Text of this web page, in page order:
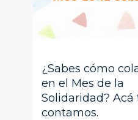
¿Sabes cómo
en el Mes de la
Solidaridad? Acá
contamos.